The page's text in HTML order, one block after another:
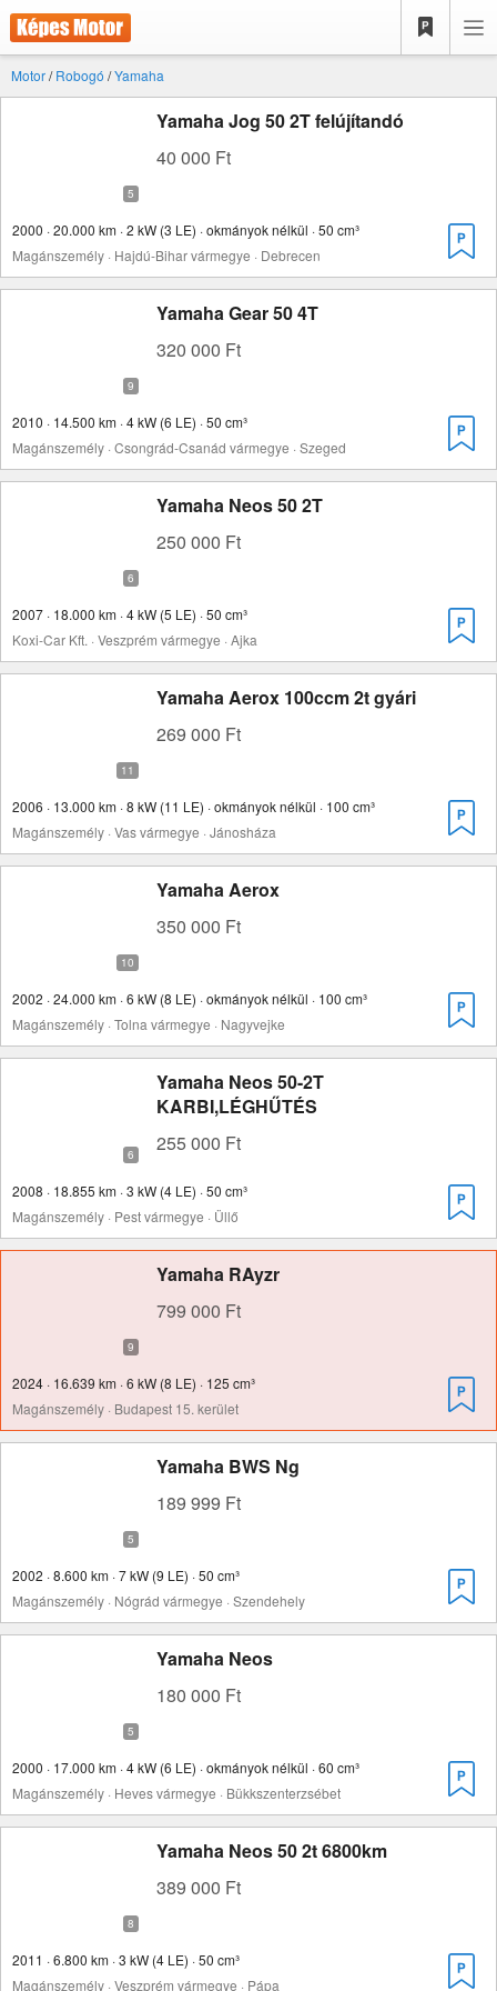
Motor/Robogó /Yamaha
Yamaha Jog 50 2T felújítandó
40 000 Ft
2000 · 20.000 km · 2 kW (3 LE) · okmányok nélkül · 50 cm³
Magánszemély · Hajdú-Bihar vármegye · Debrecen
Yamaha Gear 50 4T
320 000 Ft
2010 · 14.500 km · 4 kW (6 LE) · 50 cm³
Magánszemély · Csongrád-Csanád vármegye · Szeged
Yamaha Neos 50 2T
250 000 Ft
2007 · 18.000 km · 4 kW (5 LE) · 50 cm³
Koxi-Car Kft. · Veszprém vármegye · Ajka
Yamaha Aerox 100ccm 2t gyári
269 000 Ft
2006 · 13.000 km · 8 kW (11 LE) · okmányok nélkül · 100 cm³
Magánszemély · Vas vármegye · Jánosháza
Yamaha Aerox
350 000 Ft
2002 · 24.000 km · 6 kW (8 LE) · okmányok nélkül · 100 cm³
Magánszemély · Tolna vármegye · Nagyvejke
Yamaha Neos 50-2T
KARBI,LÉGHŰTÉS
255 000 Ft
2008 · 18.855 km · 3 kW (4 LE) · 50 cm³
Magánszemély · Pest vármegye · Üllő
Yamaha RAyzr
799 000 Ft
2024 · 16.639 km · 6 kW (8 LE) · 125 cm³
Magánszemély · Budapest 15. kerület
Yamaha BWS Ng
189 999 Ft
2002 · 8.600 km · 7 kW (9 LE) · 50 cm³
Magánszemély · Nógrád vármegye · Szendehely
Yamaha Neos
180 000 Ft
2000 · 17.000 km · 4 kW (6 LE) · okmányok nélkül · 60 cm³
Magánszemély · Heves vármegye · Bükkszenterzsébet
Yamaha Neos 50 2t 6800km
389 000 Ft
2011 · 6.800 km · 3 kW (4 LE) · 50 cm³
Magánszemély · Veszprém vármegye · Pápa